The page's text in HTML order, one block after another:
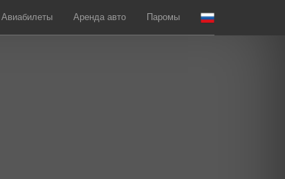
Авиабилеты Аренда авто Паромы